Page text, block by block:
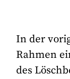
In der
Rahmen
des